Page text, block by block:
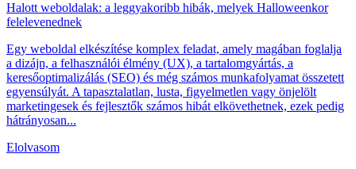
Halott weboldalak: a leggyakoribb hibák, melyek Halloweenkor
felelevenednek
Egy weboldal elkészítése komplex feladat, amely magában foglalja
a dizájn, a felhasználói élmény (UX), a tartalomgyártás, a
keresőoptimalizálás (SEO) és még számos munkafolyamat összetett
egyensúlyát. A tapasztalatlan, lusta, figyelmetlen vagy önjelölt
marketingesek és fejlesztők számos hibát elkövethetnek, ezek pedig
hátrányosan...
Elolvasom